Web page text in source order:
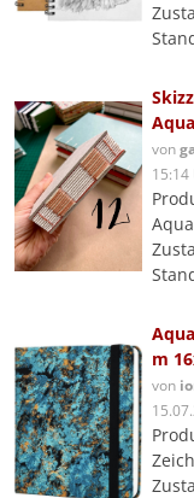
von
15:14
m
von